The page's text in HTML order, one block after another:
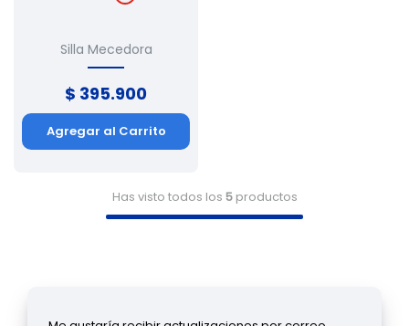
Silla Mecedora
$ 395.900
Agregar al Carrito
Has visto todos los 5productos